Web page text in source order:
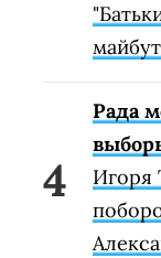
Рада
Игоря